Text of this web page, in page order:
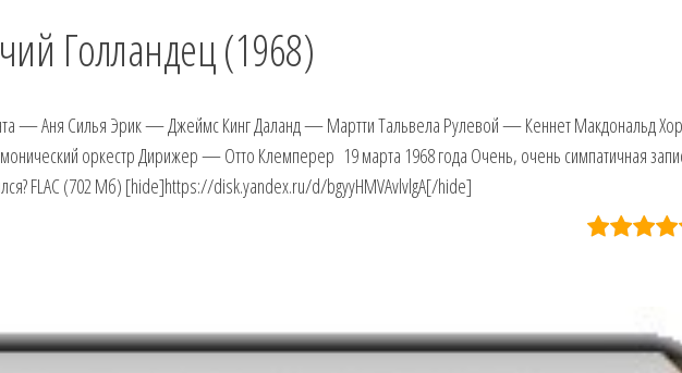
Голландец (1968)
— Аня Силья Эрик — Джеймс Кинг Даланд — Мартти Тальвела Рулевой — Кеннет Макдональд Хор
оркестр Дирижер — Отто Клемперер 19 марта 1968 года Очень, очень симпатичная
FLAC (702 Мб) [hide]https://disk.yandex.ru/d/bgyyHMVAvlvlgA[/hide]